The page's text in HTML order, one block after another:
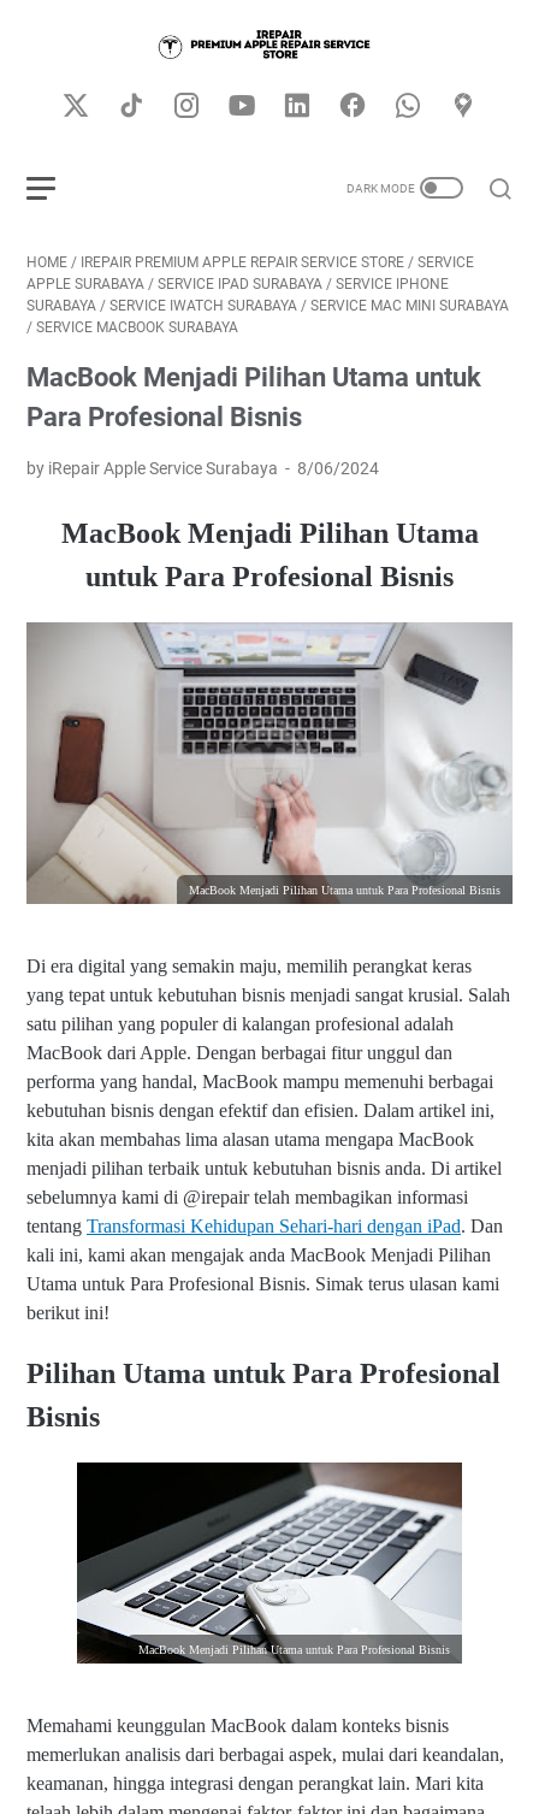
HOME / IREPAIR PREMIUM APPLE REPAIR SERVICE STORE / SERVICE
APPLE SURABAYA / SERVICE IPAD SURABAYA / SERVICE IPHONE
SURABAYA / SERVICE IWATCH SURABAYA / SERVICE MAC MINI SURABAYA
/ SERVICE MACBOOK SURABAYA
MacBook Menjadi Pilihan Utama untuk
Para Profesional Bisnis
by iRepair Apple Service Surabaya 8/06/2024
MacBook Menjadi Pilihan Utama
untuk Para Profesional Bisnis
MacBook Menjadi Pilihan Utama untuk Para Profesional Bisnis
Di era digital yang semakin maju, memilih perangkat keras
yang tepat untuk kebutuhan bisnis menjadi sangat krusial. Salah
satu pilihan yang populer di kalangan profesional adalah
MacBook dari Apple. Dengan berbagai fitur unggul dan
performa yang handal, MacBook mampu memenuhi berbagai
kebutuhan bisnis dengan efektif dan efisien. Dalam artikel ini,
kita akan membahas lima alasan utama mengapa MacBook
menjadi pilihan terbaik untuk kebutuhan bisnis anda. Di artikel
sebelumnya kami di @irepair telah membagikan informasi
tentang Transformasi Kehidupan Sehari-hari dengan iPad. Dan
kali ini, kami akan mengajak anda MacBook Menjadi Pilihan
Utama untuk Para Profesional Bisnis. Simak terus ulasan kami
berikut ini!
Pilihan Utama untuk Para Profesional
Bisnis
MacBook Menjadi Pilihan Utama untuk Para Profesional Bisnis
Memahami keunggulan MacBook dalam konteks bisnis
memerlukan analisis dari berbagai aspek, mulai dari keandalan,
keamanan, hingga integrasi dengan perangkat lain. Mari kita